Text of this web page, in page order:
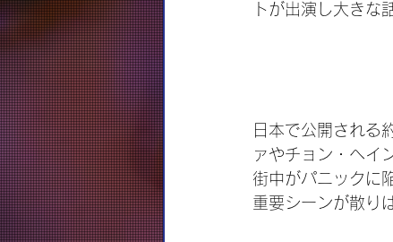
トが出演し大きな
日本で公開される
ァやチョン・ヘイ
街中がパニックに
重要シーンが散り